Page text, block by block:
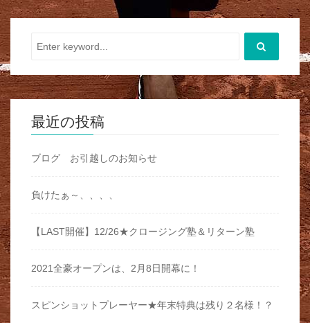
最近の投稿
ブログ お引越しのお知らせ
負けたぁ～、、、、
【LAST開催】12/26★クロージング塾＆リターン塾
2021全豪オープンは、2月8日開幕に！
スピンショットプレーヤー★年末特典は残り２名様！？